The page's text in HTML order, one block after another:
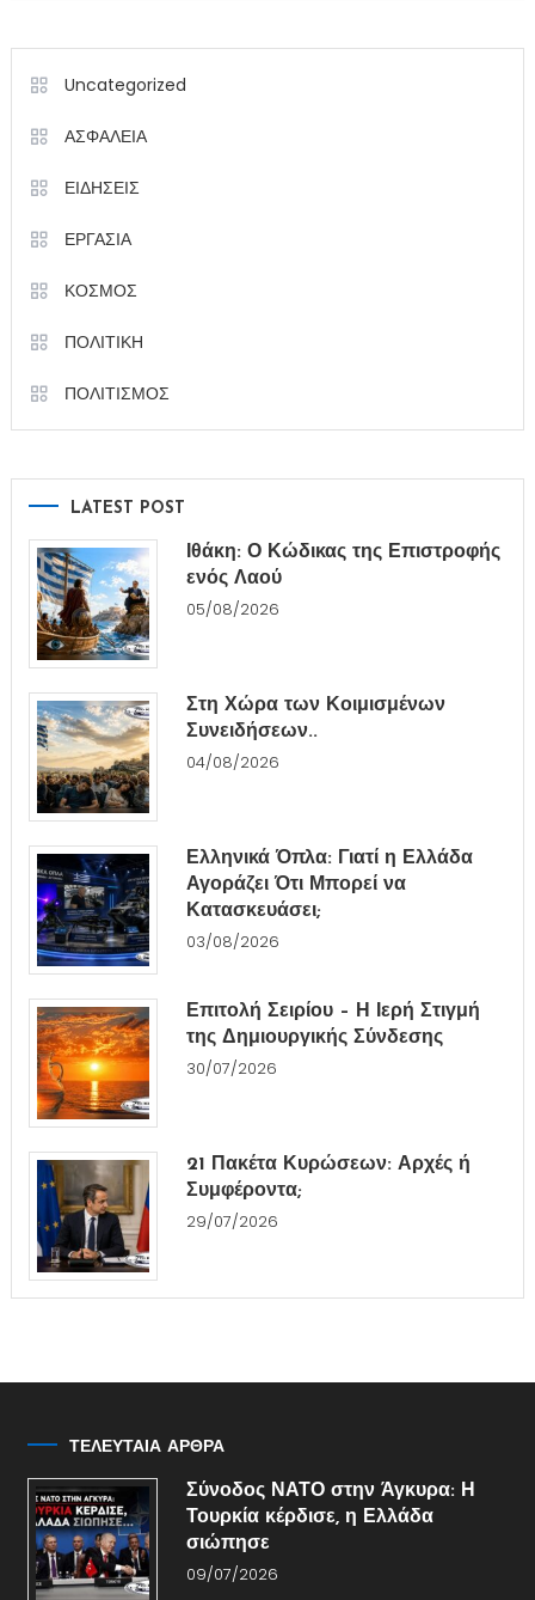
Uncategorized
ΑΣΦΑΛΕΙΑ
ΕΙΔΗΣΕΙΣ
ΕΡΓΑΣΙΑ
ΚΟΣΜΟΣ
ΠΟΛΙΤΙΚΗ
ΠΟΛΙΤΙΣΜΟΣ
LATEST POST
Ιθάκη: Ο Κώδικας της Επιστροφής
ενός Λαού
05/08/2026
Στη Χώρα των Κοιμισμένων
Συνειδήσεων..
04/08/2026
Ελληνικά Όπλα: Γιατί η Ελλάδα
Αγοράζει Ότι Μπορεί να
Κατασκευάσει;
03/08/2026
Επιτολή Σειρίου – Η Ιερή Στιγμή
της Δημιουργικής Σύνδεσης
30/07/2026
21 Πακέτα Κυρώσεων: Αρχές ή
Συμφέροντα;
29/07/2026
ΤΕΛΕΥΤΑΙΑ ΑΡΘΡΑ
Σύνοδος ΝΑΤΟ στην Άγκυρα: Η
Τουρκία κέρδισε, η Ελλάδα
σιώπησε
09/07/2026